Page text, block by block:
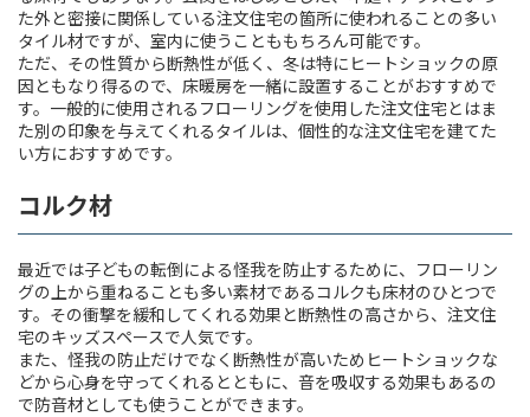
た外と密接に関係している注文住宅の箇所に使われることの多い
タイル材ですが、室内に使うことももちろん可能です。
ただ、その性質から断熱性が低く、冬は特にヒートショックの原
因ともなり得るので、床暖房を一緒に設置することがおすすめで
す。一般的に使用されるフローリングを使用した注文住宅とはま
た別の印象を与えてくれるタイルは、個性的な注文住宅を建てた
い方におすすめです。
コルク材
最近では子どもの転倒による怪我を防止するために、フローリン
グの上から重ねることも多い素材であるコルクも床材のひとつで
す。その衝撃を緩和してくれる効果と断熱性の高さから、注文住
宅のキッズスペースで人気です。
また、怪我の防止だけでなく断熱性が高いためヒートショックな
どから心身を守ってくれるとともに、音を吸収する効果もあるの
で防音材としても使うことができます。